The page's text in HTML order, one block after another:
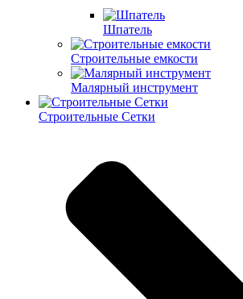
Шпатель
Строительные емкости
Малярный инструмент
Строительные Сетки